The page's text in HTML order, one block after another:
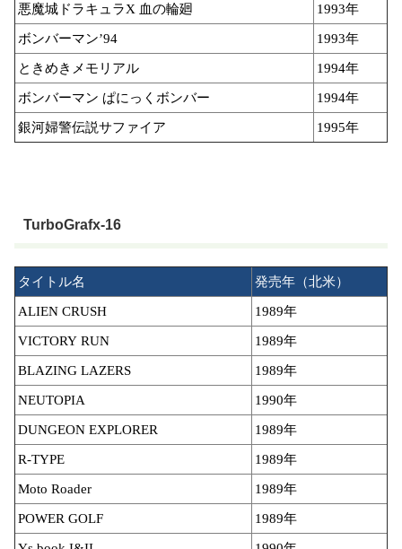
悪魔城ドラキュラX 血の輪廻 1993年
ボンバーマン’94 1993年
ときめきメモリアル 1994年
ボンバーマン ぱにっくボンバー 1994年
銀河婦警伝説サファイア 1995年
TurboGrafx-16
タイトル名 発売年（北米）
ALIEN CRUSH 1989年
VICTORY RUN 1989年
BLAZING LAZERS 1989年
NEUTOPIA 1990年
DUNGEON EXPLORER 1989年
R-TYPE 1989年
Moto Roader 1989年
POWER GOLF 1989年